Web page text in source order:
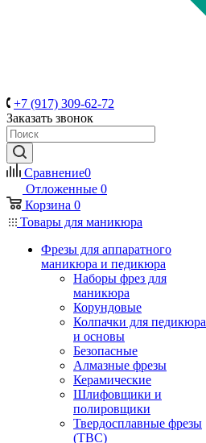
+7 (917) 309-62-72
Заказать звонок
Сравнение0
Отложенные 0
Корзина 0
Товары для маникюра
Фрезы для аппаратного
маникюра и педикюра
Наборы фрез для
маникюра
Корундовые
Колпачки для педикюра
и основы
Безопасные
Алмазные фрезы
Керамические
Шлифовщики и
полировщики
Твердосплавные фрезы
(ТВС)